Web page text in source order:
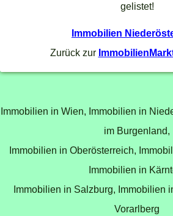
gelistet!
Immobilien
Zurück zur
Immobilien in Wien, Immobilien in
im Burgenland,
Immobilien in Oberösterreich,
Immobilien in
Immobilien in Salzburg, Immobilien
Vorarlberg